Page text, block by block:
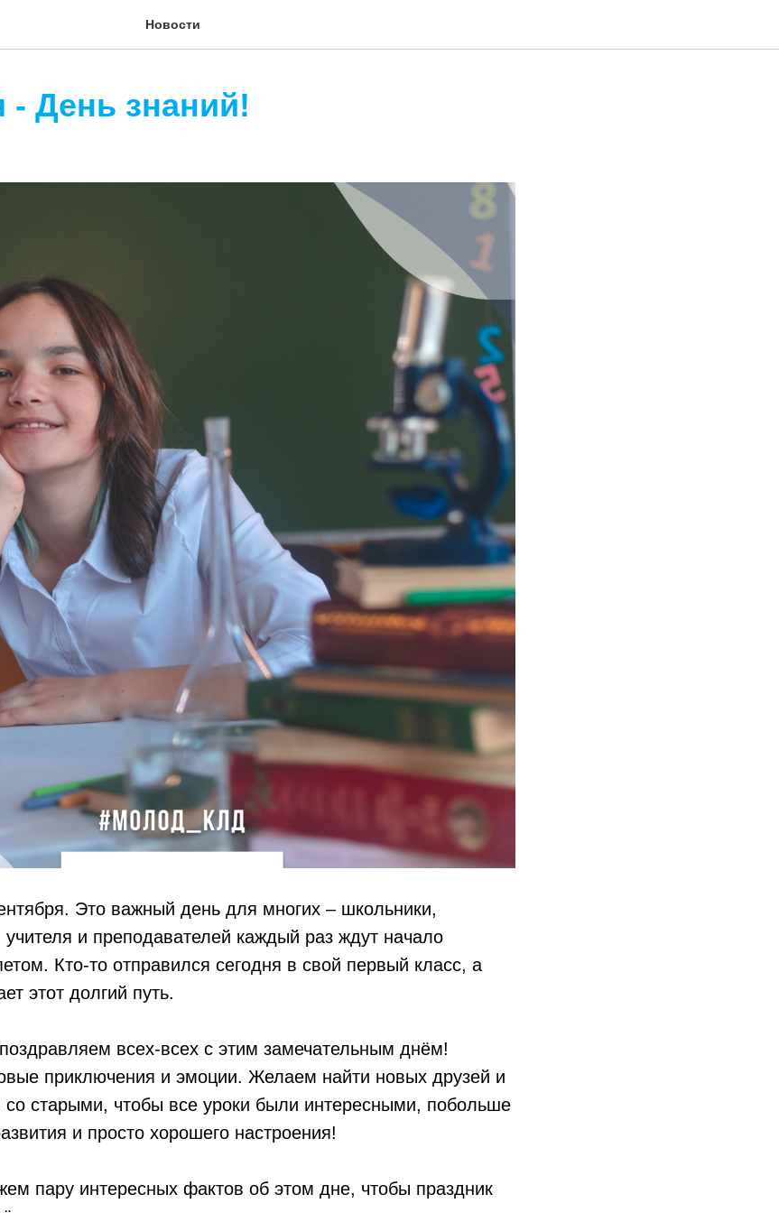
Новости
- День знаний!
Это важный день для многих – школьники,
учителя и преподавателей каждый раз ждут начало
Кто-то отправился сегодня в свой первый класс, а
этот долгий путь.
всех-всех с этим замечательным днём!
приключения и эмоции. Желаем найти новых друзей и
со старыми, чтобы все уроки были интересными, побольше
и просто хорошего настроения!
пару интересных фактов об этом дне, чтобы праздник